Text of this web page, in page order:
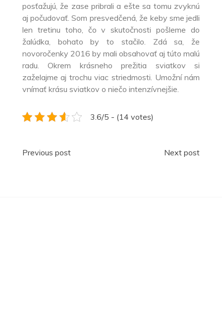
posťažujú, že zase pribrali a ešte sa tomu zvyknú
aj počudovať. Som presvedčená, že keby sme jedli
len tretinu toho, čo v skutočnosti pošleme do
žalúdka, bohato by to stačilo. Zdá sa, že
novoročenky 2016 by mali obsahovať aj túto malú
radu. Okrem krásneho prežitia sviatkov si
zaželajme aj trochu viac striedmosti. Umožní nám
vnímať krásu sviatkov o niečo intenzívnejšie.
3.6/5 - (14 votes)
Navigace
Previous post Next post